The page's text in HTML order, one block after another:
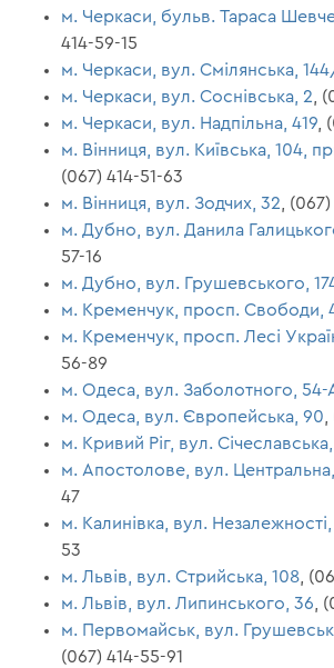
м. Черкаси, бульв. Тараса
414-59-15
м. Черкаси, вул. Смілянська,
м. Черкаси, вул. Соснівська, 2 ,
м. Черкаси, вул. Надпільна, 419 ,
м. Вінниця, вул. Київська, 104,
(067) 414-51-63
м. Вінниця, вул. Зодчих, 32 ,
м. Дубно, вул. Данила
57-16
м. Дубно, вул. Грушевського,
м. Кременчук, просп. Свободи,
м. Кременчук, просп. Лесі
56-89
м. Одеса, вул. Заболотного, 54-
м. Одеса, вул. Європейська, 90
м. Кривий Ріг, вул. Січеславська,
м. Апостолове, вул.
47
м. Калинівка, вул. Незалежності,
53
м. Львів, вул. Стрийська, 108 ,
м. Львів, вул. Липинського, 36 ,
м. Первомайськ, вул.
(067) 414-55-91